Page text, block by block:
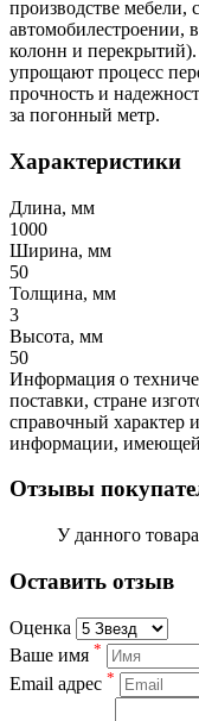
производстве мебели,
автомобилестроении,
колонн и
упрощают процесс
прочность и
за погонный метр.
Характеристики
Длина, мм
1000
Ширина, мм
50
Толщина, мм
3
Высота, мм
50
Информация о
поставки, стране
справочный характер
информации,
Отзывы
У данного
Оставить отзыв
Оценка
Ваше имя *
Email адрес *